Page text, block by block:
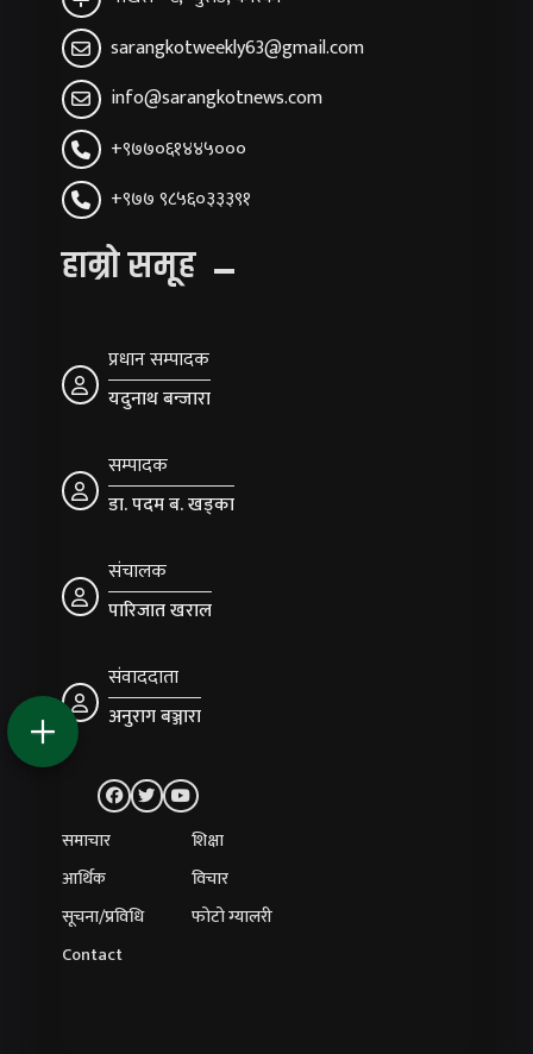
sarangkotweekly63@gmail.com
info@sarangkotnews.com
+९७७०६१४४५०००
+९७७ ९८५६०३३३९१
हाम्रो समूह
प्रधान सम्पादक
यदुनाथ बन्जारा
सम्पादक
डा. पदम ब. खड्का
संचालक
पारिजात खराल
संवाददाता
अनुराग बञ्जारा
समाचार
शिक्षा
आर्थिक
विचार
सूचना/प्रविधि
फोटो ग्यालरी
Contact